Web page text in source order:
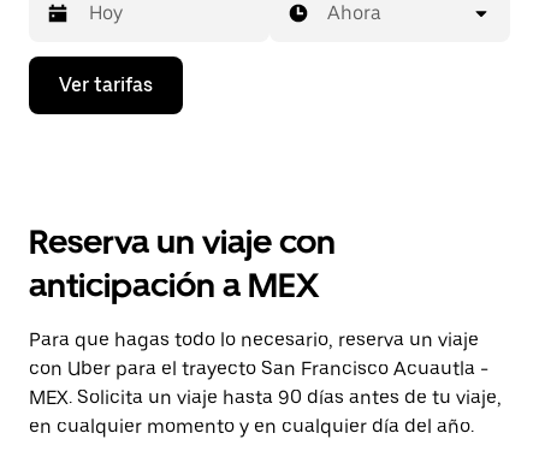
Presiona
flecha
el
y
selecciona
una
fecha.
Presiona
la
tecla Esc
para
Ahora
Ver tarifas
Reserva un viaje con
anticipación a MEX
Para que hagas todo lo necesario, reserva un viaje
con Uber para el trayecto San Francisco Acuautla -
MEX. Solicita un viaje hasta 90 días antes de tu viaje,
en cualquier momento y en cualquier día del año.